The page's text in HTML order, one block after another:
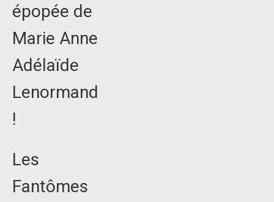
épopée de
Marie Anne
Adélaïde
Lenormand
!
Les
Fantômes